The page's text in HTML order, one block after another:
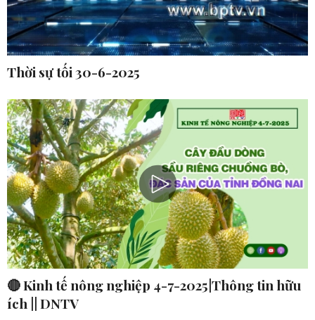
Thời sự tối 30-6-2025
🔴 Kinh tế nông nghiệp 4-7-2025|Thông tin hữu
ích || DNTV